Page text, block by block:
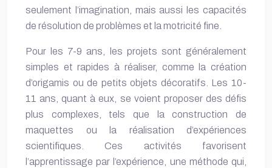
seulement l’imagination, mais aussi les capacités
de résolution de problèmes et la motricité fine.
Pour les 7-9 ans, les projets sont généralement
simples et rapides à réaliser, comme la création
d’origamis ou de petits objets décoratifs. Les 10-
11 ans, quant à eux, se voient proposer des défis
plus complexes, tels que la construction de
maquettes ou la réalisation d’expériences
scientifiques. Ces activités favorisent
l’apprentissage par l’expérience, une méthode qui,